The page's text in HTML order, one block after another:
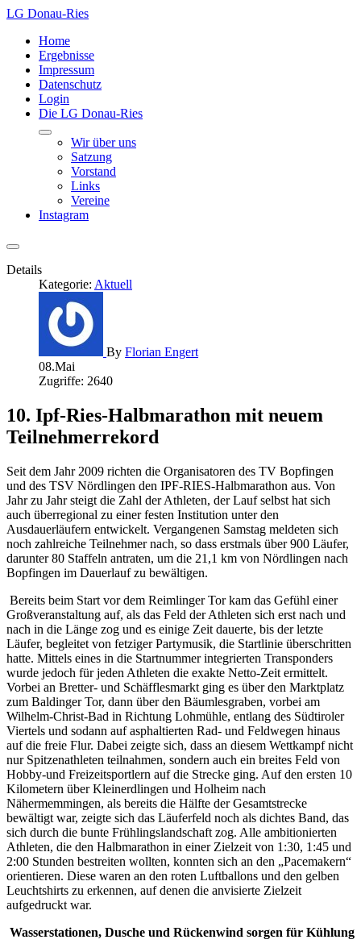
LG Donau-Ries
Home
Ergebnisse
Impressum
Datenschutz
Login
Die LG Donau-Ries
Wir über uns
Satzung
Vorstand
Links
Vereine
Instagram
Details
Kategorie: Aktuell
By Florian Engert
08.Mai
Zugriffe: 2640
10. Ipf-Ries-Halbmarathon mit neuem
Teilnehmerrekord
Seit dem Jahr 2009 richten die Organisatoren des TV Bopfingen
und des TSV Nördlingen den IPF-RIES-Halbmarathon aus. Von
Jahr zu Jahr steigt die Zahl der Athleten, der Lauf selbst hat sich
auch überregional zu einer festen Institution unter den
Ausdauerläufern entwickelt. Vergangenen Samstag meldeten sich
noch zahlreiche Teilnehmer nach, so dass erstmals über 900 Läufer,
darunter 80 Staffeln antraten, um die 21,1 km von Nördlingen nach
Bopfingen im Dauerlauf zu bewältigen.
Bereits beim Start vor dem Reimlinger Tor kam das Gefühl einer
Großveranstaltung auf, als das Feld der Athleten sich erst nach und
nach in die Länge zog und es einige Zeit dauerte, bis der letzte
Läufer, begleitet von fetziger Partymusik, die Startlinie überschritten
hatte. Mittels eines in die Startnummer integrierten Transponders
wurde jedoch für jeden Athleten die exakte Netto-Zeit ermittelt.
Vorbei an Bretter- und Schäfflesmarkt ging es über den Marktplatz
zum Baldinger Tor, dann über den Bäumlesgraben, vorbei am
Wilhelm-Christ-Bad in Richtung Lohmühle, entlang des Südtiroler
Viertels und sodann auf asphaltierten Rad- und Feldwegen hinaus
auf die freie Flur. Dabei zeigte sich, dass an diesem Wettkampf nicht
nur Spitzenathleten teilnahmen, sondern auch ein breites Feld von
Hobby-und Freizeitsportlern auf die Strecke ging. Auf den ersten 10
Kilometern über Kleinerdlingen und Holheim nach
Nähermemmingen, als bereits die Hälfte der Gesamtstrecke
bewältigt war, zeigte sich das Läuferfeld noch als dichtes Band, das
sich durch die bunte Frühlingslandschaft zog. Alle ambitionierten
Athleten, die den Halbmarathon in einer Zielzeit von 1:30, 1:45 und
2:00 Stunden bestreiten wollten, konnten sich an den „Pacemakern“
orientieren. Diese waren an den roten Luftballons und den gelben
Leuchtshirts zu erkennen, auf denen die anvisierte Zielzeit
aufgedruckt war.
Wasserstationen, Dusche und Rückenwind sorgen für Kühlung